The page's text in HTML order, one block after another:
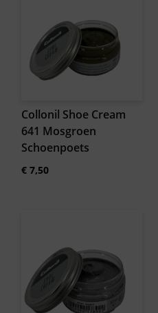
Collonil Shoe Cream
641 Mosgroen
Schoenpoets
€ 7,50